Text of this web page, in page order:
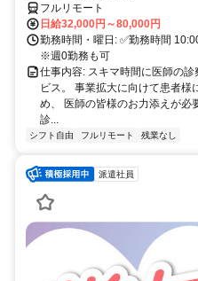
フルリモート
日給32,000円～80,000円
勤務時間・曜日: ✅勤務時間
※週0勤務も可
仕事内容: スキマ時間に医師の
ビス。 事業拡大に向けて患者様
め、 医師の皆様のお力添えが必
診...
シフト自由 フルリモート 残業なし
派遣社員